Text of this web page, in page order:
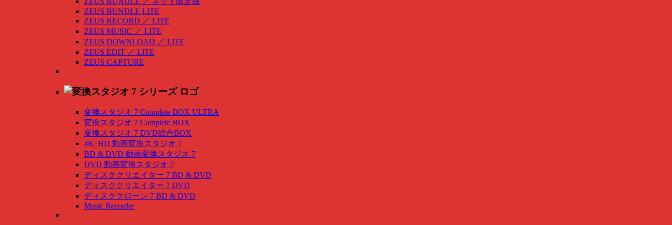
ZEUS BUNDLE LITE
ZEUS RECORD ／ LITE
ZEUS MUSIC ／ LITE
ZEUS DOWNLOAD ／ LITE
ZEUS EDIT ／ LITE
ZEUS CAPTURE
変換スタジオ 7 Complete BOX ULTRA
変換スタジオ 7 Complete BOX
変換スタジオ 7 DVD総合BOX
4K･HD 動画変換スタジオ 7
BD & DVD 動画変換スタジオ 7
DVD 動画変換スタジオ 7
ディスククリエイター 7 BD & DVD
ディスククリエイター 7 DVD
ディスククローン 7 BD & DVD
Music Recorder